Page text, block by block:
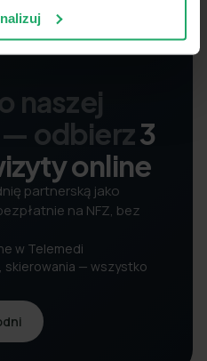
naszej
odbierz3
online
partnerską jako
na NFZ, bez
w Telemedi
skierowania — wszystko